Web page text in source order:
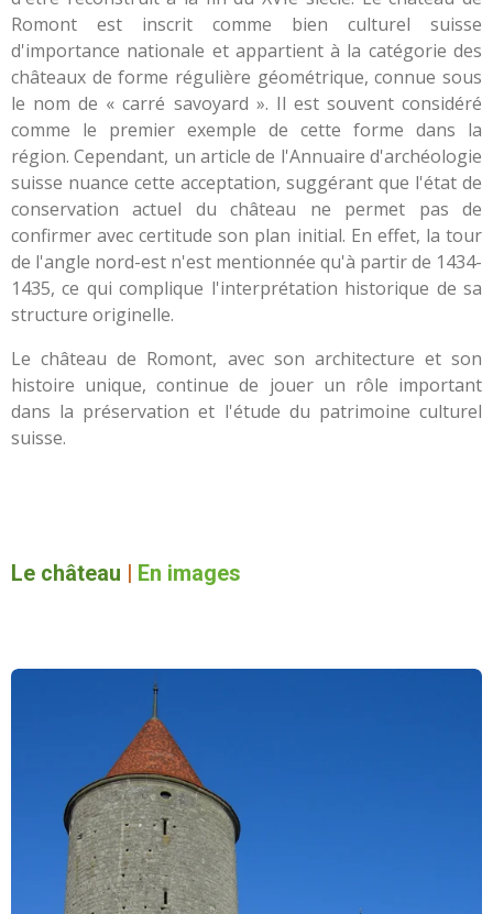
Romont est inscrit comme bien culturel suisse
d'importance nationale et appartient à la catégorie des
châteaux de forme régulière géométrique, connue sous
le nom de « carré savoyard ». Il est souvent considéré
comme le premier exemple de cette forme dans la
région. Cependant, un article de l'Annuaire d'archéologie
suisse nuance cette acceptation, suggérant que l'état de
conservation actuel du château ne permet pas de
confirmer avec certitude son plan initial. En effet, la tour
de l'angle nord-est n'est mentionnée qu'à partir de 1434-
1435, ce qui complique l'interprétation historique de sa
structure originelle.
Le château de Romont, avec son architecture et son
histoire unique, continue de jouer un rôle important
dans la préservation et l'étude du patrimoine culturel
suisse.
Le château En images